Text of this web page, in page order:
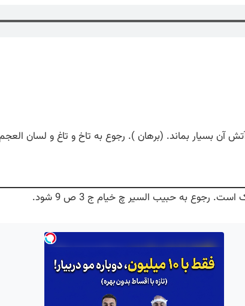
آن بسیار بماند. (برهان ). رجوع به تاخ و تاغ و لسان
رجوع به حبیب السیر چ خیام ج 3 ص 9 شود.